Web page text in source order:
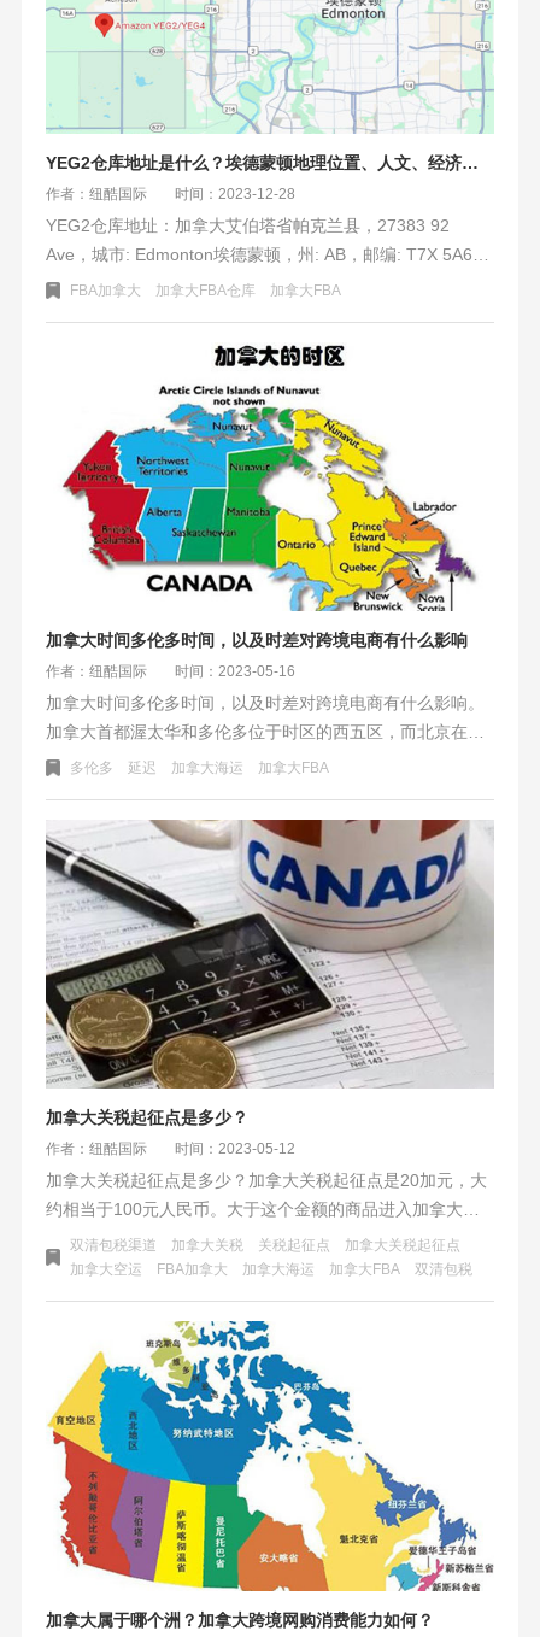
YEG2仓库地址是什么？埃德蒙顿地理位置、人文、经济、工业、购物习惯和消费习惯
作者：纽酷国际 时间：2023-12-28
YEG2仓库地址：加拿大艾伯塔省帕克兰县，27383 92
Ave，城市: Edmonton埃德蒙顿，州: AB，邮编: T7X 5A6。
YEG2这个城市在埃德蒙顿的西边埃德蒙顿地理位置、人
阿尔伯塔省的省会城市，加拿大第五大城市，也是该省最大
的城市。埃德蒙顿是加拿大阿尔伯塔省的首府，也是加拿大
FBA加拿大 加拿大FBA仓库 加拿大FBA
加拿大时间多伦多时间，以及时差对跨境电商有什么影响
作者：纽酷国际 时间：2023-05-16
加拿大时间多伦多时间，以及时差对跨境电商有什么影响。
加拿大首都渥太华和多伦多位于时区的西五区，而北京在东
八区，他们之间时差是12个小时左右。时间相差刚好是半天
渥太华时间是5月15日晚上23点38分。加拿大时区时差对跨
境电商的影响主要体现在以下几个方面：交流沟通、物流派
送、营销推广
多伦多 延迟 加拿大海运 加拿大FBA
加拿大关税起征点是多少？
作者：纽酷国际 时间：2023-05-12
加拿大关税起征点是多少？加拿大关税起征点是20加元，大
约相当于100元人民币。大于这个金额的商品进入加拿大海
关需要缴纳关税。无论是走快递、空运、海运，一般做跨境
电商发货到加拿大会超过这个起征点。
双清包税渠道 加拿大关税 关税起征点
加拿大关税起征点
加拿大空运
FBA加拿大 加拿大海运 加拿大FBA 双清包税
加拿大属于哪个洲？加拿大跨境网购消费能力如何？